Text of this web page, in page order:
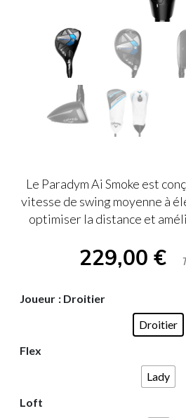
Le Paradym Ai Smoke est
vitesse de swing moyenne à
optimiser la distance et
229,00 €
Joueur : Droitier
Droitier
Flex
Lady
Loft